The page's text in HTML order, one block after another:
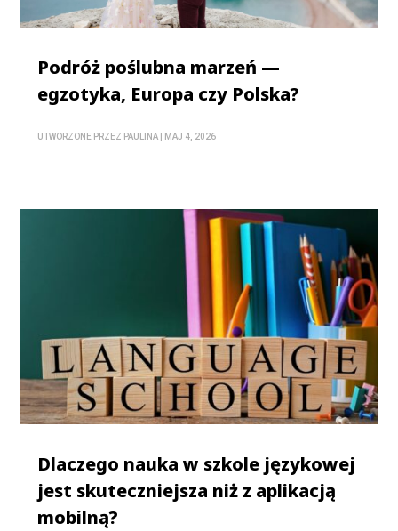
Podróż poślubna marzeń —
egzotyka, Europa czy Polska?
UTWORZONE PRZEZ PAULINA MAJ 4, 2026
Dlaczego nauka w szkole językowej
jest skuteczniejsza niż z aplikacją
mobilną?